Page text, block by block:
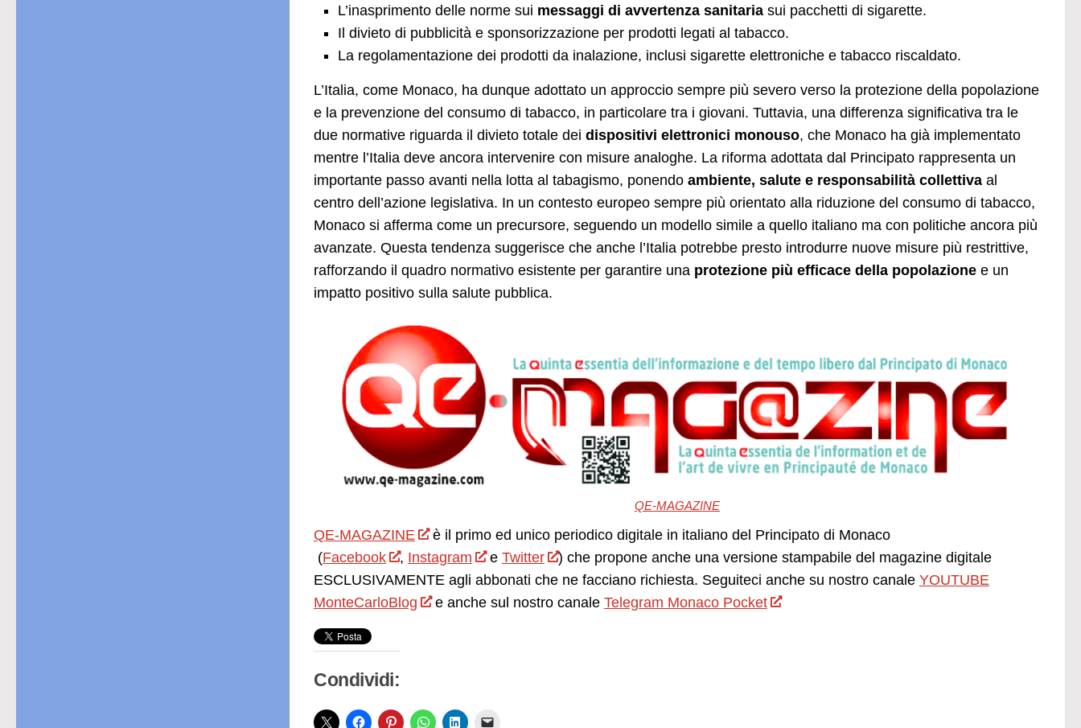
L’inasprimento delle norme sui messaggi di avvertenza sanitaria sui pacchetti di sigarette.
Il divieto di pubblicità e sponsorizzazione per prodotti legati al tabacco.
La regolamentazione dei prodotti da inalazione, inclusi sigarette elettroniche e tabacco riscaldato.
L’Italia, come Monaco, ha dunque adottato un approccio sempre più severo verso la protezione della popolazione
e la prevenzione del consumo di tabacco, in particolare tra i giovani. Tuttavia, una differenza significativa tra le
due normative riguarda il divieto totale dei dispositivi elettronici monouso, che Monaco ha già implementato
mentre l’Italia deve ancora intervenire con misure analoghe. La riforma adottata dal Principato rappresenta un
importante passo avanti nella lotta al tabagismo, ponendo ambiente, salute e responsabilità collettiva al
centro dell’azione legislativa. In un contesto europeo sempre più orientato alla riduzione del consumo di tabacco,
Monaco si afferma come un precursore, seguendo un modello simile a quello italiano ma con politiche ancora più
avanzate. Questa tendenza suggerisce che anche l’Italia potrebbe presto introdurre nuove misure più restrittive,
rafforzando il quadro normativo esistente per garantire una protezione più efficace della popolazione e un
impatto positivo sulla salute pubblica.
QE-MAGAZINE
QE-MAGAZINE
è il primo ed unico periodico digitale in italiano del Principato di Monaco
(Facebook , Instagram e Twitter
) che propone anche una versione stampabile del magazine digitale
ESCLUSIVAMENTE agli abbonati che ne facciano richiesta. Seguiteci anche su nostro canale YOUTUBE
MonteCarloBlog
e anche sul nostro canale Telegram Monaco Pocket
Condividi: